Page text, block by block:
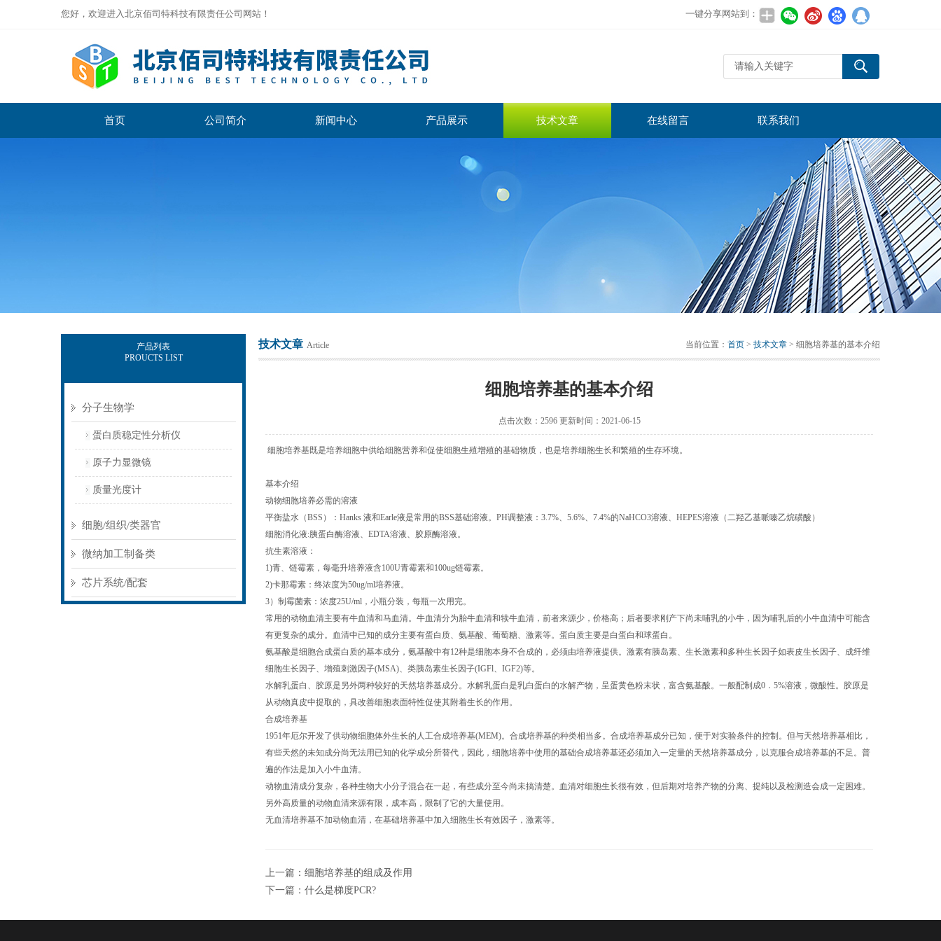
您好，欢迎进入北京佰司特科技有限责任公司网站！ 一键分享网站到：
首页 公司简介 新闻中心 产品展示 技术文章 在线留言 联系我们
产品列表
PROUCTS LIST
分子生物学
蛋白质稳定性分析仪
原子力显微镜
质量光度计
细胞/组织/类器官
微纳加工制备类
芯片系统/配套
技术文章 Article 当前位置： 首页 > 技术文章 > 细胞培养基的基本介绍
细胞培养基的基本介绍
点击次数：2596 更新时间：2021-06-15
细胞培养基既是培养细胞中供给细胞营养和促使细胞生殖增殖的基础物质，也是培养细胞生长和繁殖的生存环境。
基本介绍
动物细胞培养必需的溶液
平衡盐水（BSS）：Hanks 液和Earle液是常用的BSS基础溶液。PH调整液：3.7%、5.6%、7.4%的NaHCO3溶液、HEPES溶液（二羟乙基哌嗪乙烷磺酸）
细胞消化液:胰蛋白酶溶液、EDTA溶液、胶原酶溶液。
抗生素溶液：
1)青、链霉素，每毫升培养液含100U青霉素和100ug链霉素。
2)卡那霉素：终浓度为50ug/ml培养液。
3）制霉菌素：浓度25U/ml，小瓶分装，每瓶一次用完。
常用的动物血清主要有牛血清和马血清。牛血清分为胎牛血清和犊牛血清，前者来源少，价格高；后者要求刚产下尚未哺乳的小牛，因为哺乳后的小牛血清中可能含
有更复杂的成分。血清中已知的成分主要有蛋白质、氨基酸、葡萄糖、激素等。蛋白质主要是白蛋白和球蛋白。
氨基酸是细胞合成蛋白质的基本成分，氨基酸中有12种是细胞本身不合成的，必须由培养液提供。激素有胰岛素、生长激素和多种生长因子如表皮生长因子、成纤维
细胞生长因子、增殖刺激因子(MSA)、类胰岛素生长因子(IGFl、IGF2)等。
水解乳蛋白、胶原是另外两种较好的天然培养基成分。水解乳蛋白是乳白蛋白的水解产物，呈蛋黄色粉末状，富含氨基酸。一般配制成0．5%溶液，微酸性。胶原是
从动物真皮中提取的，具改善细胞表面特性促使其附着生长的作用。
合成培养基
1951年厄尔开发了供动物细胞体外生长的人工合成培养基(MEM)。合成培养基的种类相当多。合成培养基成分已知，便于对实验条件的控制。但与天然培养基相比，
有些天然的未知成分尚无法用已知的化学成分所替代，因此，细胞培养中使用的基础合成培养基还必须加入一定量的天然培养基成分，以克服合成培养基的不足。普
遍的作法是加入小牛血清。
动物血清成分复杂，各种生物大小分子混合在一起，有些成分至今尚未搞清楚。血清对细胞生长很有效，但后期对培养产物的分离、提纯以及检测造会成一定困难。
另外高质量的动物血清来源有限，成本高，限制了它的大量使用。
无血清培养基不加动物血清，在基础培养基中加入细胞生长有效因子，激素等。
上一篇： 细胞培养基的组成及作用
下一篇： 什么是梯度PCR?